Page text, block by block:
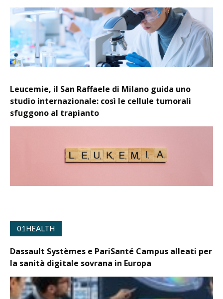
Leucemie, il San Raffaele di Milano guida uno
studio internazionale: così le cellule tumorali
sfuggono al trapianto
01HEALTH
Dassault Systèmes e PariSanté Campus alleati per
la sanità digitale sovrana in Europa